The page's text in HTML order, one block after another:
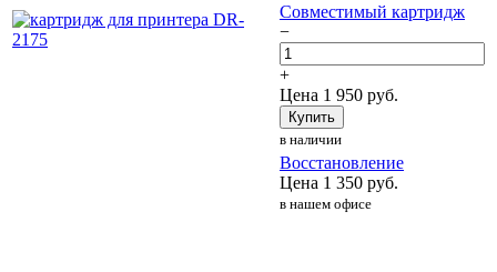
Совместимый картридж
−
+
Цена 1 950 руб.
Купить
в наличии
Восстановление
Цена 1 350 руб.
в нашем офисе